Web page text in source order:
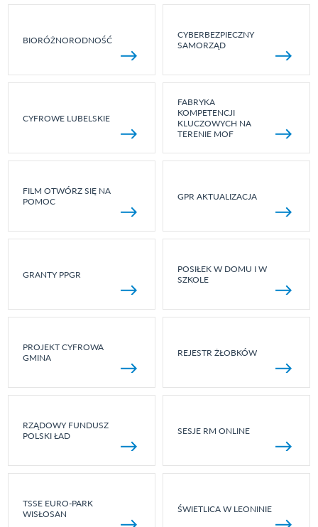
BIORÓŻNORODNOŚĆ
CYBERBEZPIECZNY
SAMORZĄD
CYFROWE LUBELSKIE
FABRYKA
KOMPETENCJI
KLUCZOWYCH NA
TERENIE MOF
FILM OTWÓRZ SIĘ NA
POMOC
GPR AKTUALIZACJA
GRANTY PPGR
POSIŁEK W DOMU I W
SZKOLE
PROJEKT CYFROWA
GMINA
REJESTR ŻŁOBKÓW
RZĄDOWY FUNDUSZ
POLSKI ŁAD
SESJE RM ONLINE
TSSE EURO-PARK
WISŁOSAN
ŚWIETLICA W LEONINIE